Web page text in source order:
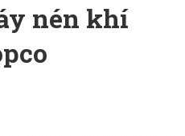
nén khí